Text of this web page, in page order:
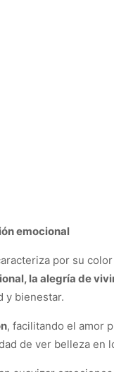
emocional
por su
la alegría de
y bienestar.
, facilitando el amor
de ver belleza en